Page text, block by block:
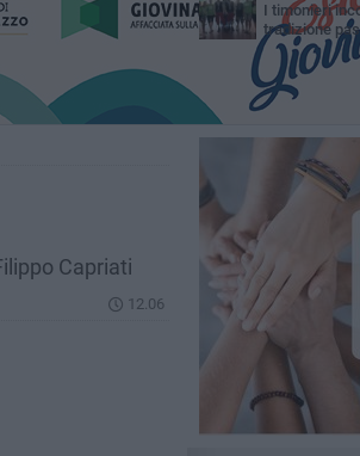
Capriati
12.06
I timonieri
tradizione